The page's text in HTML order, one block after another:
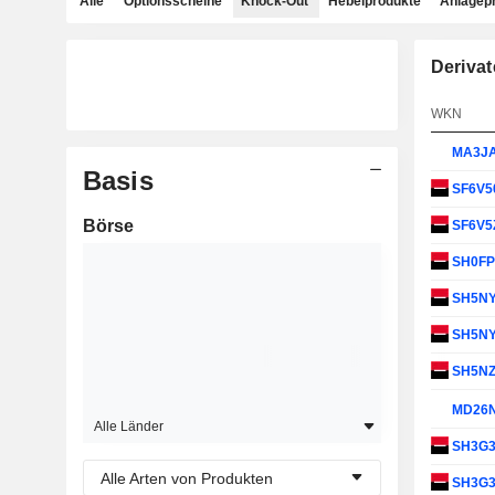
Basis
Börse
Alle Länder
Alle Arten von Produkten
WKN